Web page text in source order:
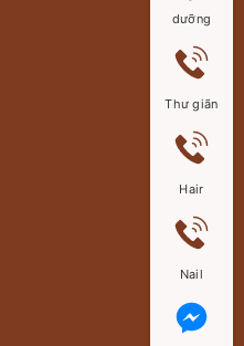
dưỡng
Thư giãn
Hair
Nail